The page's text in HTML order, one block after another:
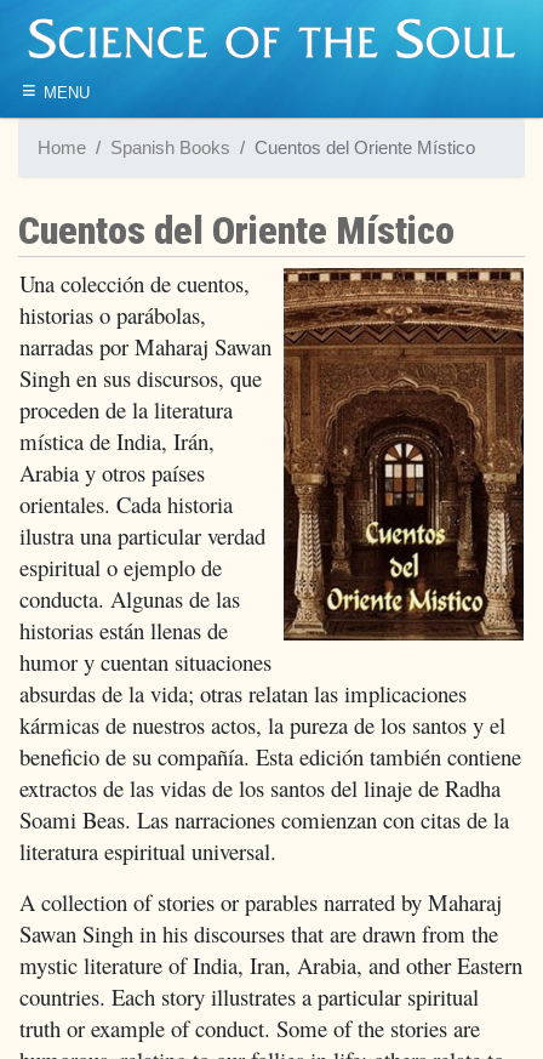
≡ MENU
Home Spanish Books Cuentos del Oriente Místico
Cuentos del Oriente Místico
Una colección de cuentos,
historias o parábolas,
narradas por Maharaj Sawan
Singh en sus discursos, que
proceden de la literatura
mística de India, Irán,
Arabia y otros países
orientales. Cada historia
ilustra una particular verdad
espiritual o ejemplo de
conducta. Algunas de las
historias están llenas de
humor y cuentan situaciones
absurdas de la vida; otras relatan las implicaciones
kármicas de nuestros actos, la pureza de los santos y el
beneficio de su compañía. Esta edición también contiene
extractos de las vidas de los santos del linaje de Radha
Soami Beas. Las narraciones comienzan con citas de la
literatura espiritual universal.
A collection of stories or parables narrated by Maharaj
Sawan Singh in his discourses that are drawn from the
mystic literature of India, Iran, Arabia, and other Eastern
countries. Each story illustrates a particular spiritual
truth or example of conduct. Some of the stories are